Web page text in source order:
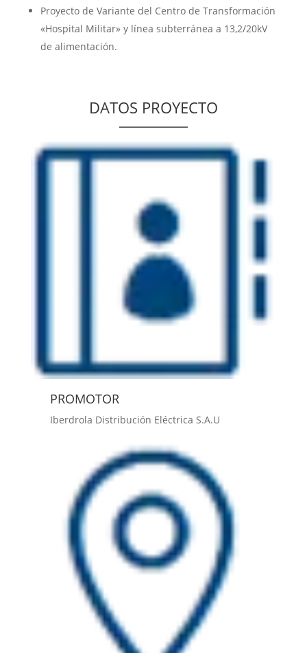
Proyecto de Variante del Centro de Transformación
«Hospital Militar» y línea subterránea a 13,2/20kV
de alimentación.
DATOS PROYECTO
PROMOTOR
Iberdrola Distribución Eléctrica S.A.U